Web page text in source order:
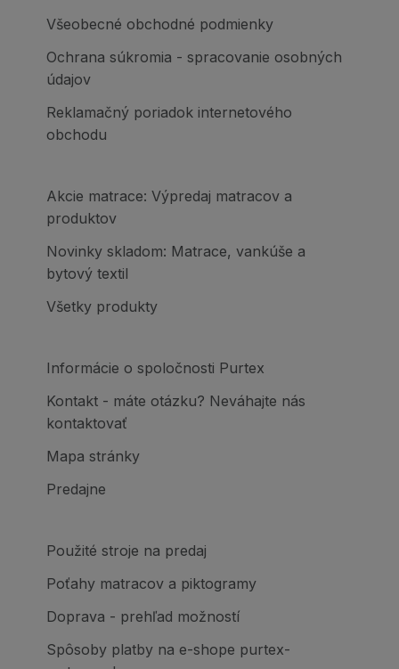
Všeobecné obchodné podmienky
Ochrana súkromia - spracovanie osobných
údajov
Reklamačný poriadok internetového
obchodu
Akcie matrace: Výpredaj matracov a
produktov
Novinky skladom: Matrace, vankúše a
bytový textil
Všetky produkty
Informácie o spoločnosti Purtex
Kontakt - máte otázku? Neváhajte nás
kontaktovať
Mapa stránky
Predajne
Použité stroje na predaj
Poťahy matracov a piktogramy
Doprava - prehľad možností
Spôsoby platby na e-shope purtex-